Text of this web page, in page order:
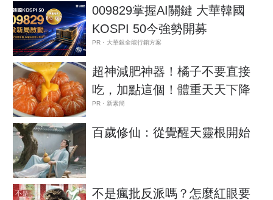
009829掌握AI關鍵 大華韓國
KOSPI 50今強勢開募
PR・大華銀全能行銷方案
超神減肥神器！橘子不要直接
吃，加點這個！體重天天下降
PR・新素簡
百歲修仙：從覺醒天靈根開始
不是瘋批反派嗎？怎麼紅眼要